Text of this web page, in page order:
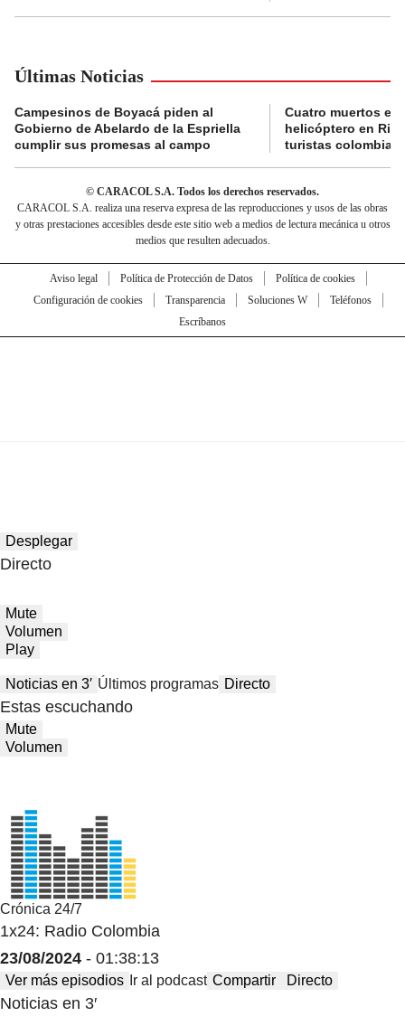
Últimas Noticias
Campesinos de Boyacá piden al
Gobierno de Abelardo de la Espriella
cumplir sus promesas al campo
Cuatro muertos en
helicóptero en
turistas
© CARACOL S.A. Todos los derechos reservados.
CARACOL S.A. realiza una reserva expresa de las reproducciones y usos de las obras
y otras prestaciones accesibles desde este sitio web a medios de lectura mecánica u otros
medios que resulten adecuados.
Aviso legal Política de Protección de Datos
Política de cookies
Configuración de cookies
Transparencia Soluciones W
Teléfonos
Escríbanos
Desplegar
Directo
Mute
Volumen
Play
Noticias en 3′ Últimos programas Directo
Estas escuchando
Mute
Volumen
Crónica 24/7
1x24: Radio Colombia
23/08/2024 - 01:38:13
Ver más episodios Ir al podcast Compartir Directo
Noticias en 3′